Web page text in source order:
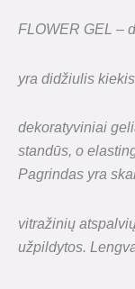
FLOWER GEL –
yra didžiulis
dekoratyviniai
standūs, o
Pagrindas yra
vitražinių
užpildytos.